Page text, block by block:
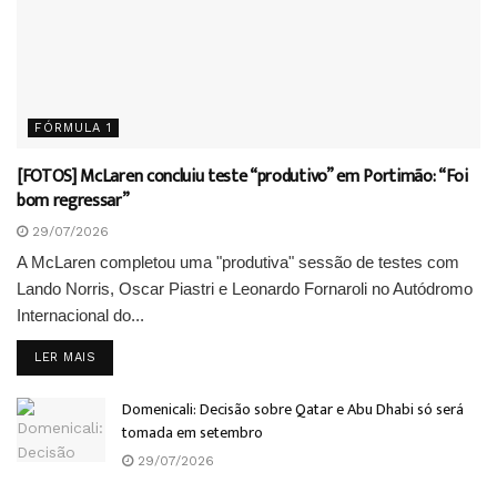
FÓRMULA 1
[FOTOS] McLaren concluiu teste “produtivo” em Portimão: “Foi
bom regressar”
29/07/2026
A McLaren completou uma "produtiva" sessão de testes com
Lando Norris, Oscar Piastri e Leonardo Fornaroli no Autódromo
Internacional do...
LER MAIS
Domenicali: Decisão sobre Qatar e Abu Dhabi só será
tomada em setembro
29/07/2026